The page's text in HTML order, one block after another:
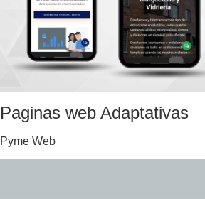
Paginas web Adaptativas
Pyme Web